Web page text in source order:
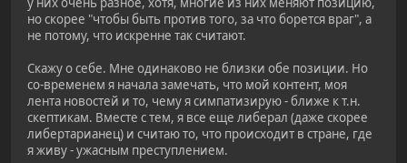
но скорее "чтобы быть против того, за что борется враг", а
не потому, что искренне так считают.
Скажу о себе. Мне одинаково не близки обе позиции. Но
со-временем я начала замечать, что мой контент, моя
лента новостей и то, чему я симпатизирую - ближе к т.н.
скептикам. Вместе с тем, я все еще либерал (даже скорее
либертарианец) и считаю то, что происходит в стране, где
я живу - ужасным преступлением.